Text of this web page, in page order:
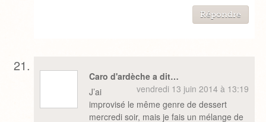
Répondre
Caro d'ardèche a dit…
vendredi 13 juin 2014 à 13:19
J’ai
improvisé le même genre de dessert
mercredi soir, mais je fais un mélange de